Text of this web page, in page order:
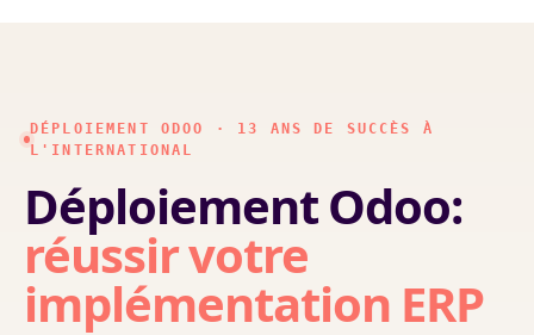
DÉPLOIEMENT ODOO · 13 ANS DE SUCCÈS À
L'INTERNATIONAL
Déploiement Odoo:
réussir votre
implémentation ERP